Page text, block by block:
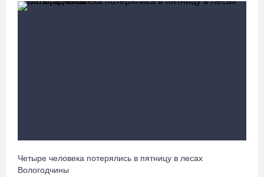
вологодские гаишники
Четыре человека потерялись в пятницу в лесах
Вологодчины